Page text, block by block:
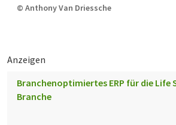
© Anthony Van Driessche
Anzeigen
Branchenoptimiertes ERP für die Life
Branche